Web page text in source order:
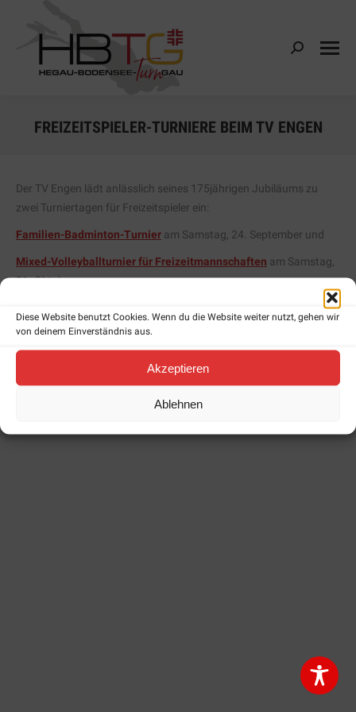
Diese Website benutzt Cookies. Wenn du die Website weiter nutzt, gehen wir
von deinem Einverständnis aus.
Akzeptieren
Ablehnen
Search:
FREIZEITSPIELER-TURNIERE BEIM TV ENGEN
Der TV Engen lädt anlässlich seines 175jährigen Jubiläums zu
zwei Turniertagen für Freizeitspieler ein:
Familien-Badminton-Turnier am Samstag, 24. September und
Mixed-Volleyballturnier für Freizeitmannschaften am Samstag,
01. Oktober
HBTG Hegau-Bodensee-Turngau e.V. 2026